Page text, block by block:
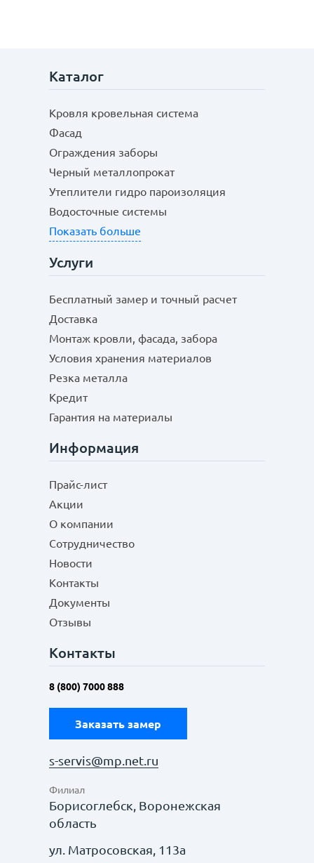
Отправить
Каталог
Кровля кровельная система
Фасад
Ограждения заборы
Черный металлопрокат
Утеплители гидро пароизоляция
Водосточные системы
Показать больше
Услуги
Бесплатный замер и точный расчет
Доставка
Монтаж кровли, фасада, забора
Условия хранения материалов
Резка металла
Кредит
Гарантия на материалы
Информация
Прайс-лист
Акции
О компании
Сотрудничество
Новости
Контакты
Документы
Отзывы
Контакты
8 (800) 7000 888
Заказать замер
s-servis@mp.net.ru
Филиал
Борисоглебск, Воронежская
область
ул. Матросовская, 113а